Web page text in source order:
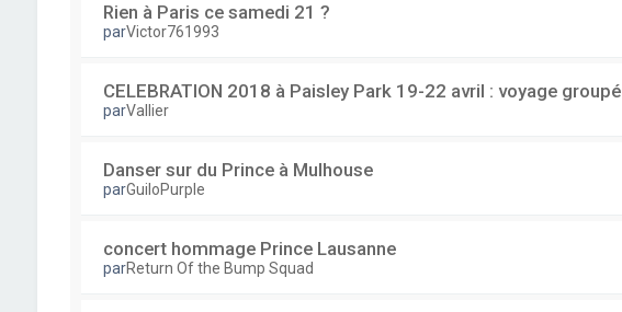
Rien à Paris ce samedi 21 ?
parVictor761993
CELEBRATION 2018 à Paisley Park 19-22 avril : voyage groupé
parVallier
Danser sur du Prince à Mulhouse
parGuiloPurple
concert hommage Prince Lausanne
parReturn Of the Bump Squad